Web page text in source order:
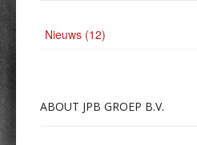
Nieuws (12)
ABOUT JPB GROEP B.V.